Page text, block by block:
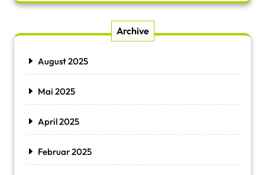
Archive
August 2025
Mai 2025
April 2025
Februar 2025